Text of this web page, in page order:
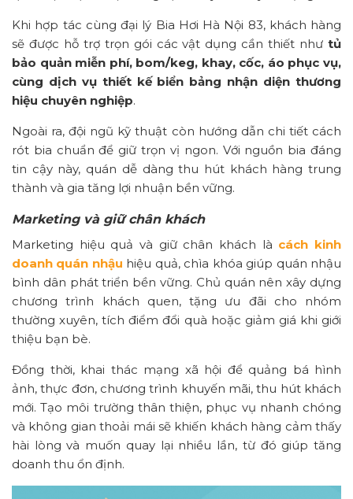
Khi hợp tác cùng đại lý Bia Hơi Hà Nội 83, khách hàng
sẽ được hỗ trợ trọn gói các vật dụng cần thiết như tủ
bảo quản miễn phí, bom/keg, khay, cốc, áo phục vụ,
cùng dịch vụ thiết kế biển bảng nhận diện thương
hiệu chuyên nghiệp.
Ngoài ra, đội ngũ kỹ thuật còn hướng dẫn chi tiết cách
rót bia chuẩn để giữ trọn vị ngon. Với nguồn bia đáng
tin cậy này, quán dễ dàng thu hút khách hàng trung
thành và gia tăng lợi nhuận bền vững.
Marketing và giữ chân khách
Marketing hiệu quả và giữ chân khách là cách kinh
doanh quán nhậu hiệu quả, chìa khóa giúp quán nhậu
bình dân phát triển bền vững. Chủ quán nên xây dựng
chương trình khách quen, tặng ưu đãi cho nhóm
thường xuyên, tích điểm đổi quà hoặc giảm giá khi giới
thiệu bạn bè.
Đồng thời, khai thác mạng xã hội để quảng bá hình
ảnh, thực đơn, chương trình khuyến mãi, thu hút khách
mới. Tạo môi trường thân thiện, phục vụ nhanh chóng
và không gian thoải mái sẽ khiến khách hàng cảm thấy
hài lòng và muốn quay lại nhiều lần, từ đó giúp tăng
doanh thu ổn định.